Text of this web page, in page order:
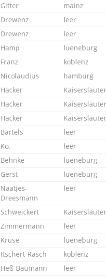
Gitter
mainz
Drewenz
leer
Drewenz
leer
Hamp
lueneburg
Franz
koblenz
Nicolaudius
hamburg
Hacker
Hacker
Hacker
Bartels
leer
Ko.
leer
Behnke
lueneburg
Gerst
lueneburg
Naatjes-
Dreesmann
leer
Schweickert
Zimmermann
leer
Kruse
lueneburg
Itschert-Rasch
koblenz
Heß-Baumann
leer